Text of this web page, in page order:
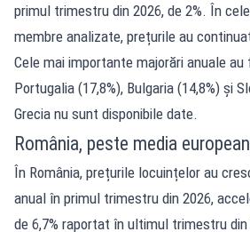
primul trimestru din 2026, de 2%. În
membre analizate, prețurile au
Cele mai importante majorări anuale
Portugalia (17,8%), Bulgaria (14,8%) și
Grecia nu sunt disponibile date.
România, peste media
În România, prețurile locuințelor au
anual în primul trimestru din 2026,
de 6,7% raportat în ultimul trimestru din